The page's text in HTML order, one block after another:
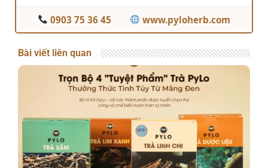
0903 75 36 45 www.pyloherb.com
Bài viết liên quan